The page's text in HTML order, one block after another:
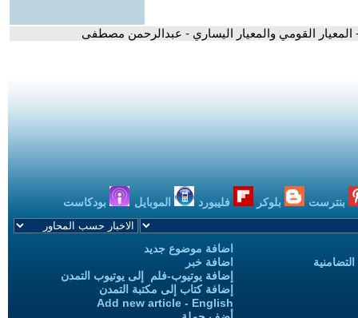
المعيار القومي والمعيار اليساري - عبدالرحمن مصطفى
بنترست بلوكر فليبورد الموبايل بودكاست
اضافة موضوع جديد
اضافة خبر
إضافة يوتيوب-فلم إلى يوتيوب التمدن
إضافة كتاب إلى مكتبة التمدن
Add new article - English